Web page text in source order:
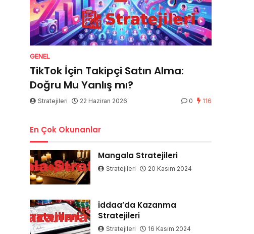
GENEL
TikTok İçin Takipçi Satın Alma:
Doğru Mu Yanlış mı?
Stratejileri 22 Haziran 2026 0 116
En Çok Okunanlar
Mangala Stratejileri
Stratejileri 20 Kasım 2024
İddaa’da Kazanma
Stratejileri
Stratejileri 16 Kasım 2024